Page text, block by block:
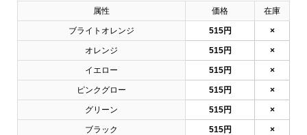
属性 価格 在庫
ブライトオレンジ 515円 ×
オレンジ 515円 ×
イエロー 515円 ×
ピンクグロー 515円 ×
グリーン 515円 ×
ブラック 515円 ×